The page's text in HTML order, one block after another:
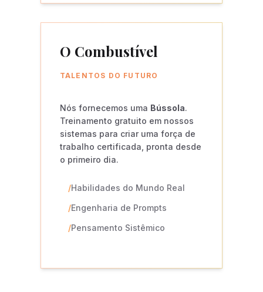
O Combustível
TALENTOS DO FUTURO
Nós fornecemos uma Bússola.
Treinamento gratuito em nossos
sistemas para criar uma força de
trabalho certificada, pronta desde
o primeiro dia.
/Habilidades do Mundo Real
/Engenharia de Prompts
/Pensamento Sistêmico